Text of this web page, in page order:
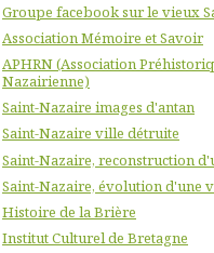
Groupe facebook sur le vieux
Association Mémoire et Savoir
APHRN (Association
Nazairienne)
Saint-Nazaire images d'antan
Saint-Nazaire ville détruite
Saint-Nazaire, reconstruction
Saint-Nazaire, évolution d'une
Histoire de la Brière
Institut Culturel de Bretagne